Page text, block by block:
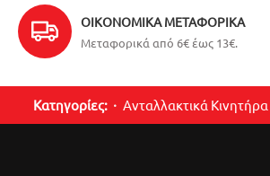
ΟΙΚΟΝΟΜΙΚΆ ΜΕΤΑΦΟΡΙΚΆ
Μεταφορικά από 6€ έως 13€.
Κατηγορίες: Ανταλλακτικά Κινητήρα